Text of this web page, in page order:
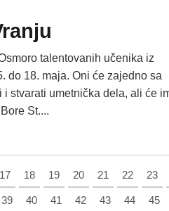
talentovanih učenika iz
do 18. maja. Oni će zajedno sa
stvarati umetnička dela, ali će
St....
17 18 19 20 21 22 23
39 40 41 42 43 44 45